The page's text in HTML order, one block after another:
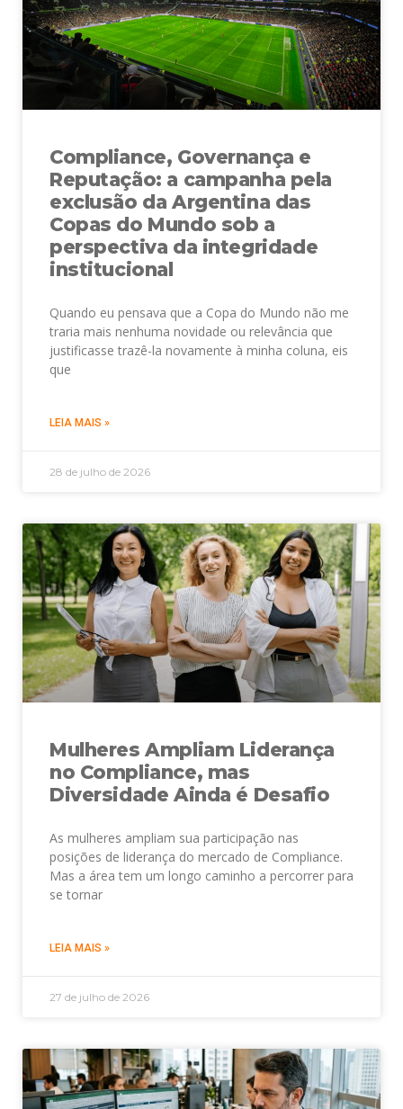
Compliance, Governança e
Reputação: a campanha pela
exclusão da Argentina das
Copas do Mundo sob a
perspectiva da integridade
institucional
Quando eu pensava que a Copa do Mundo não me
traria mais nenhuma novidade ou relevância que
justificasse trazê-la novamente à minha coluna, eis
que
LEIA MAIS »
28 de julho de 2026
Mulheres Ampliam Liderança
no Compliance, mas
Diversidade Ainda é Desafio
As mulheres ampliam sua participação nas
posições de liderança do mercado de Compliance.
Mas a área tem um longo caminho a percorrer para
se tornar
LEIA MAIS »
27 de julho de 2026